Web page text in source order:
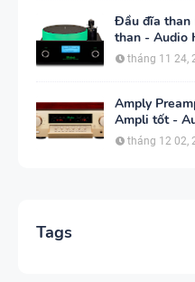
Đầu đĩa than
than - Audio
tháng 11 24,
Amply
Ampli tốt -
tháng 12 02,
Tags